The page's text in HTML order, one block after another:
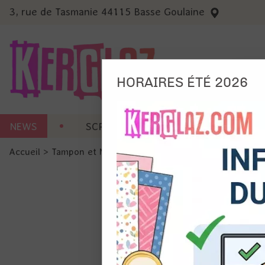
3, rue de Tasmanie 44115 Basse Goulaine
NEWS SCRAP CARTERIE MACHINES
Accueil > Tampon et Mask-Pochoir Tampon
Ils
et du
précises
Si vous
de la
HORAIRES ÉTÉ 2026